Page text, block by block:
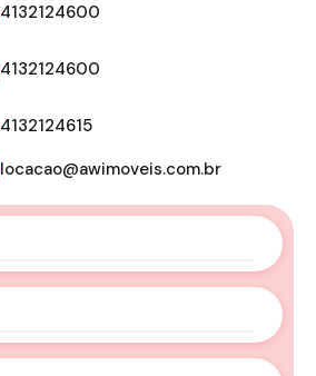
4132124600
4132124600
4132124615
locacao@awimoveis.com.br